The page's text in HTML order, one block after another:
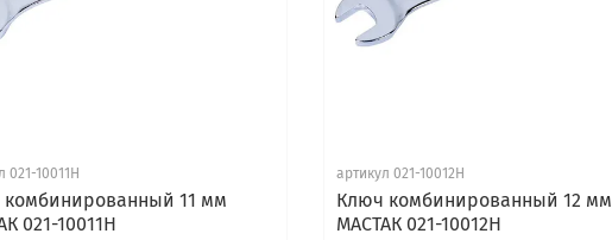
021-10011H
11 мм
021-10011H
артикул 021-10012H
Ключ комбинированный 12 мм
МАСТАК 021-10012H